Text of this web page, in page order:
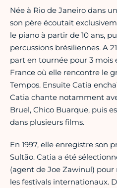
Née à Rio de Janeiro dans
son père écoutait
le piano à partir de 10 ans,
percussions brésiliennes. A
part en tournée pour 3 mois
France où elle rencontre le
Tempos. Ensuite Catia
Catia chante notamment
Bruel, Chico Buarque, puis
dans plusieurs films.
En 1997, elle enregistre son
Sultão. Catia a été
(agent de Joe Zawinul)
les festivals internationaux.